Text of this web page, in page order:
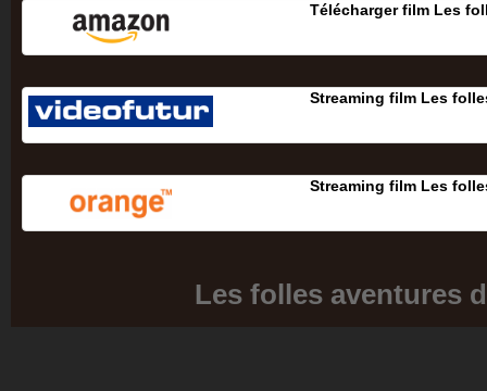
Télécharger film Les
Streaming film Les
Streaming film Les
Les folles aventures